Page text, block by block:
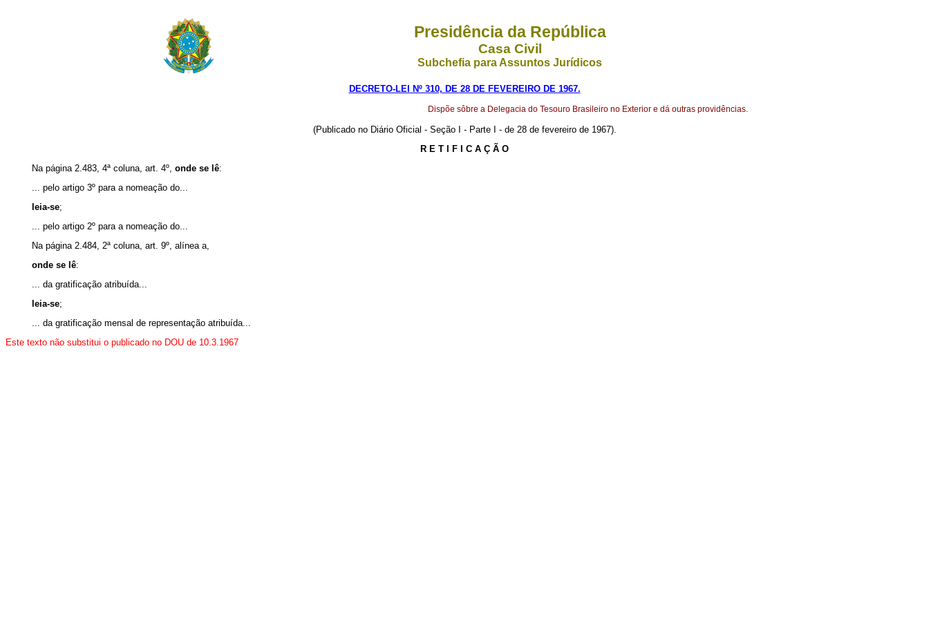
Presidência da República
Casa Civil
Subchefia para Assuntos Jurídicos
DECRETO-LEI Nº 310, DE 28 DE FEVEREIRO DE 1967.
Dispõe sôbre a Delegacia do Tesouro Brasileiro no Exterior e dá outras providências.
(Publicado no Diário Oficial - Seção I - Parte I - de 28 de fevereiro de 1967).
R E T I F I C A Ç Ã O
Na página 2.483, 4ª coluna, art. 4º, onde se lê:
... pelo artigo 3º para a nomeação do...
leia-se;
... pelo artigo 2º para a nomeação do...
Na página 2.484, 2ª coluna, art. 9º, alínea a,
onde se lê:
... da gratificação atribuída...
leia-se;
... da gratificação mensal de representação atribuída...
Este texto não substitui o publicado no DOU de 10.3.1967